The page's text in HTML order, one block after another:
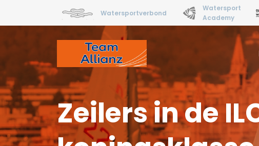
Watersportverbond
Watersport
Academy
Zeilers in de